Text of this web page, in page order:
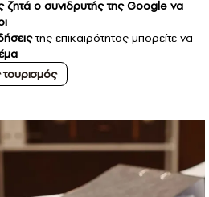
ο συνιδρυτής της Google να
της επικαιρότητας μπορείτε να
τουρισμός